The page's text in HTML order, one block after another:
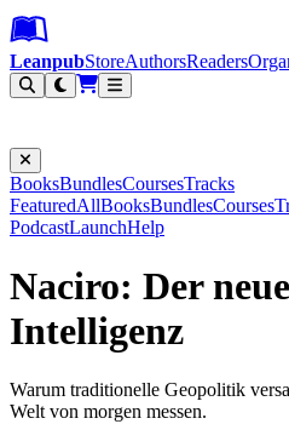
Leanpub Header
Leanpub Navigation
Skip to main content
Go to Leanpub.com
LeanpubStoreAuthorsReaders
BooksBundlesCoursesTracks
FeaturedAllBooksBundlesCourses
PodcastLaunchHelp
Naciro: Der
Intelligenz
Warum traditionelle Geopolitik
Welt von morgen messen.